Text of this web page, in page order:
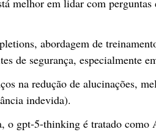
melhor em lidar com
abordagem de
de segurança, especialmente
na redução de alucinações,
indevida).
o gpt-5-thinking é tratado como